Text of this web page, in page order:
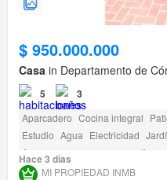
$ 950.000.000
Casa in Departamento de
5 3
Aparcadero Cocina integral
Estudio Agua Electricidad
Acceso para personas con
Hace 3 días
MI PROPIEDAD INMB